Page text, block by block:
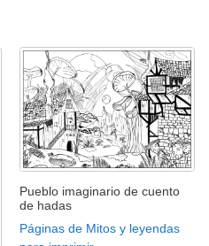
Pueblo imaginario de cuento
de hadas
Páginas de Mitos y leyendas